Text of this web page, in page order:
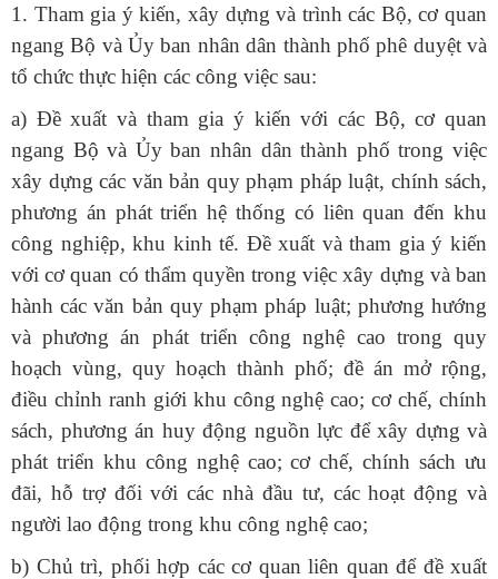
1. Tham gia ý kiến, xây dựng và trình các Bộ, cơ quan
ngang Bộ và Ủy ban nhân dân thành phố phê duyệt và
tổ chức thực hiện các công việc sau:
a) Đề xuất và tham gia ý kiến với các Bộ, cơ quan
ngang Bộ và Ủy ban nhân dân thành phố trong việc
xây dựng các văn bản quy phạm pháp luật, chính sách,
phương án phát triển hệ thống có liên quan đến khu
công nghiệp, khu kinh tế. Đề xuất và tham gia ý kiến
với cơ quan có thẩm quyền trong việc xây dựng và ban
hành các văn bản quy phạm pháp luật; phương hướng
và phương án phát triển công nghệ cao trong quy
hoạch vùng, quy hoạch thành phố; đề án mở rộng,
điều chỉnh ranh giới khu công nghệ cao; cơ chế, chính
sách, phương án huy động nguồn lực để xây dựng và
phát triển khu công nghệ cao; cơ chế, chính sách ưu
đãi, hỗ trợ đối với các nhà đầu tư, các hoạt động và
người lao động trong khu công nghệ cao;
b) Chủ trì, phối hợp các cơ quan liên quan để đề xuất